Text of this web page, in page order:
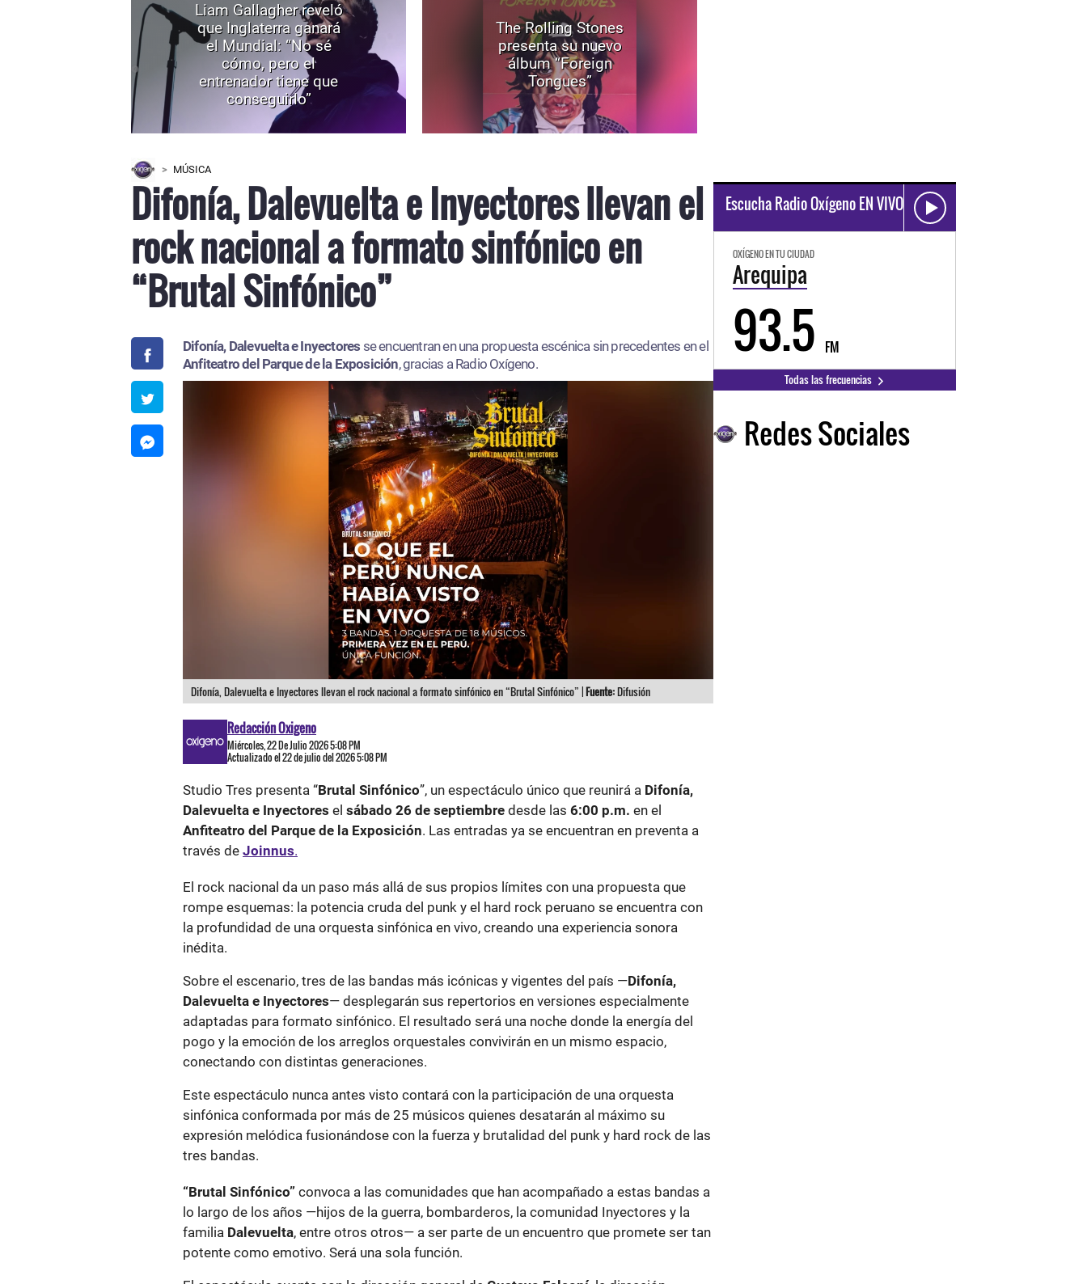
Liam Gallagher reveló
que Inglaterra ganará
el Mundial: “No sé
cómo, pero el
entrenador tiene que
conseguirlo”
The Rolling Stones
presenta su nuevo
álbum “Foreign
Tongues”
MÚSICA
Difonía, Dalevuelta e Inyectores llevan el
rock nacional a formato sinfónico en
“Brutal Sinfónico”
Difonía, Dalevuelta e Inyectores se encuentran en una propuesta escénica sin precedentes en el
Anfiteatro del Parque de la Exposición, gracias a Radio Oxígeno.
Difonía, Dalevuelta e Inyectores llevan el rock nacional a formato sinfónico en “Brutal Sinfónico” |Fuente:Difusión
Redacción Oxigeno
Miércoles, 22 De Julio 2026 5:08 PM
Actualizado el 22 de julio del 2026 5:08 PM
Studio Tres presenta “Brutal Sinfónico”, un espectáculo único que reunirá a Difonía,
Dalevuelta e Inyectores el sábado 26 de septiembre desde las 6:00 p.m. en el
Anfiteatro del Parque de la Exposición. Las entradas ya se encuentran en preventa a
través de Joinnus.
El rock nacional da un paso más allá de sus propios límites con una propuesta que
rompe esquemas: la potencia cruda del punk y el hard rock peruano se encuentra con
la profundidad de una orquesta sinfónica en vivo, creando una experiencia sonora
inédita.
Sobre el escenario, tres de las bandas más icónicas y vigentes del país —Difonía,
Dalevuelta e Inyectores— desplegarán sus repertorios en versiones especialmente
adaptadas para formato sinfónico. El resultado será una noche donde la energía del
pogo y la emoción de los arreglos orquestales convivirán en un mismo espacio,
conectando con distintas generaciones.
Este espectáculo nunca antes visto contará con la participación de una orquesta
sinfónica conformada por más de 25 músicos quienes desatarán al máximo su
expresión melódica fusionándose con la fuerza y brutalidad del punk y hard rock de las
tres bandas.
“Brutal Sinfónico” convoca a las comunidades que han acompañado a estas bandas a
lo largo de los años —hijos de la guerra, bombarderos, la comunidad Inyectores y la
familia Dalevuelta, entre otros otros— a ser parte de un encuentro que promete ser tan
potente como emotivo. Será una sola función.
Escucha Radio Oxígeno EN VIVO
OXÍGENO EN TU CIUDAD
Arequipa
93.5 FM
Todas las frecuencias
Redes Sociales